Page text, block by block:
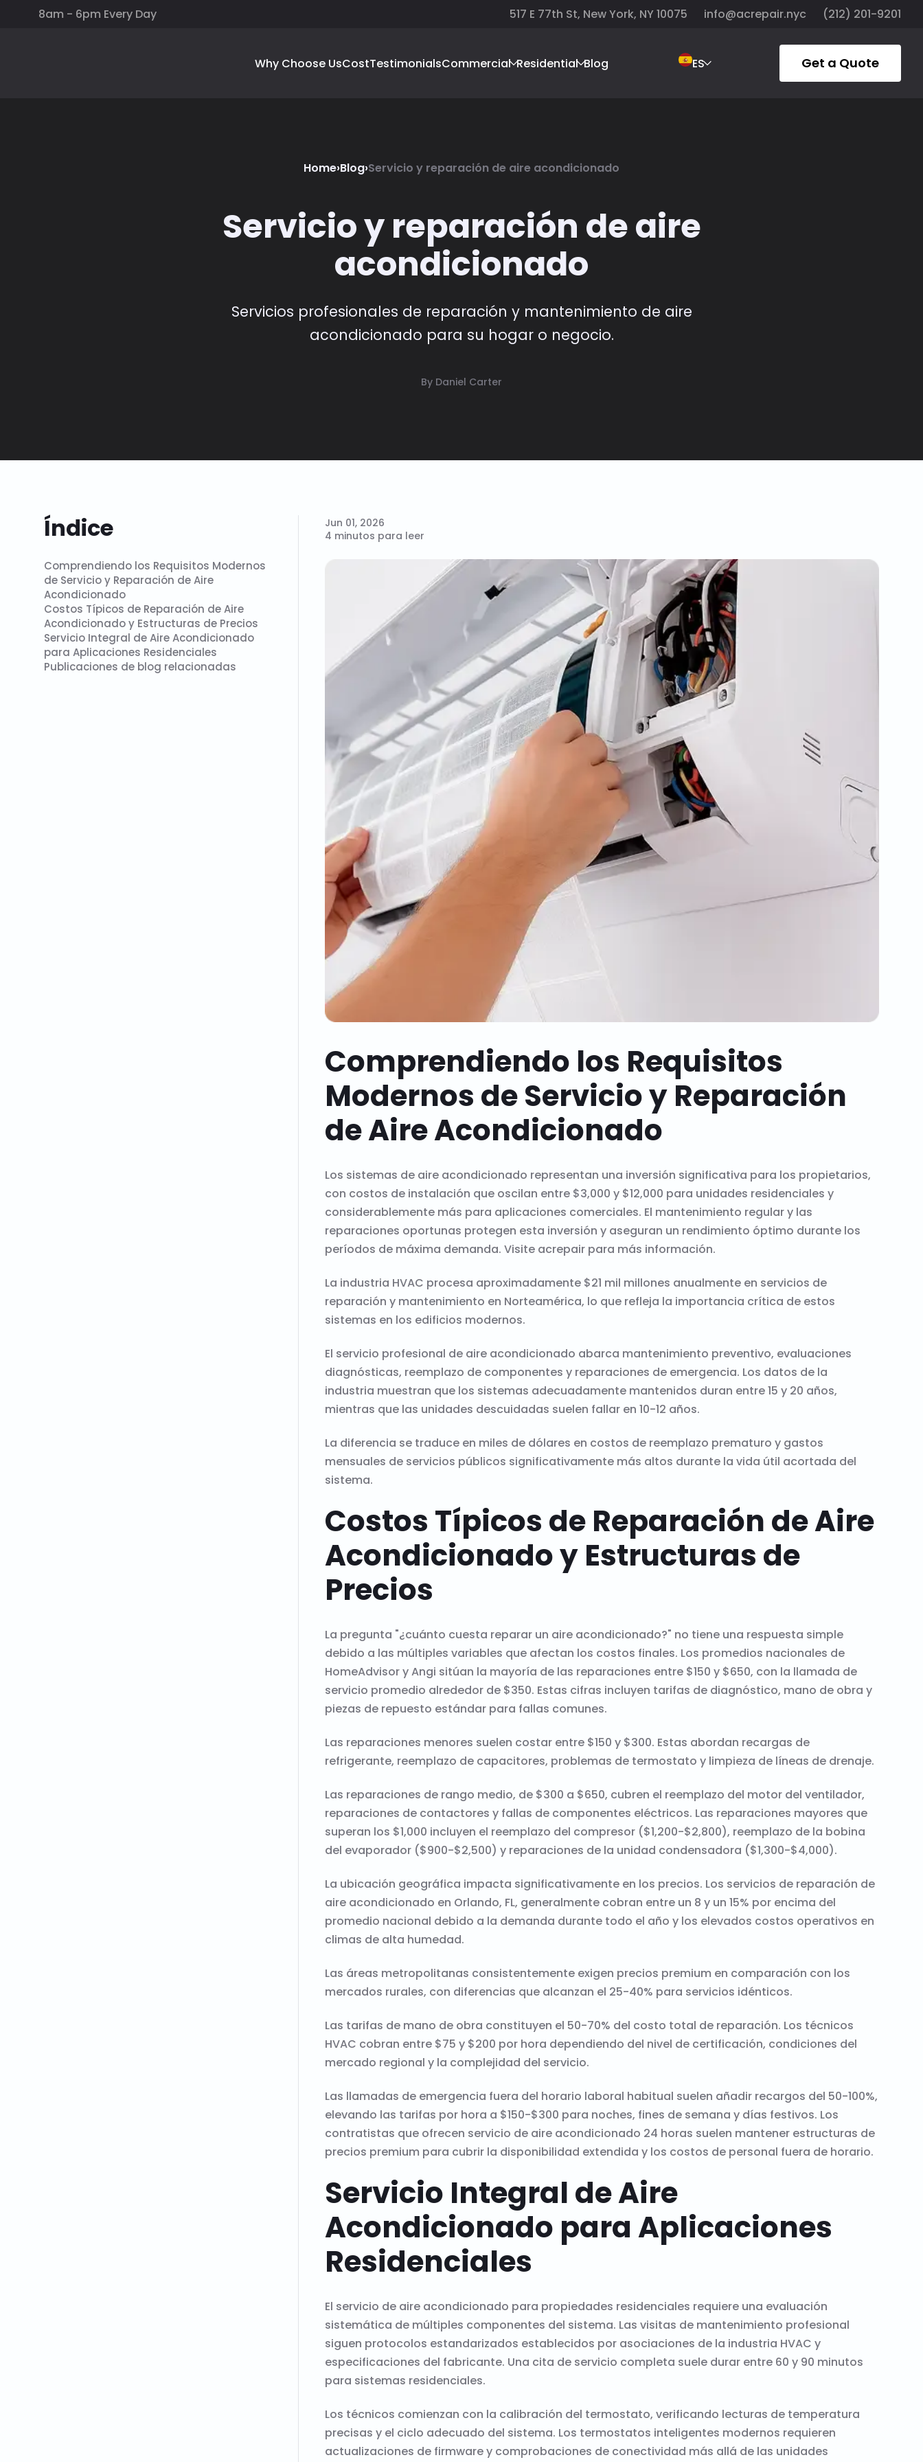
8am - 6pm Every Day 517 E 77th St, New York, NY 10075 info@acrepair.nyc (212) 201-9201
Why Choose UsCostTestimonialsCommercial Residential Blog ES Get a Quote
Home›Blog›Servicio y reparación de aire acondicionado
Servicio y reparación de aire
acondicionado
Servicios profesionales de reparación y mantenimiento de aire
acondicionado para su hogar o negocio.
By Daniel Carter
Índice
Comprendiendo los Requisitos Modernos
de Servicio y Reparación de Aire
Acondicionado
Costos Típicos de Reparación de Aire
Acondicionado y Estructuras de Precios
Servicio Integral de Aire Acondicionado
para Aplicaciones Residenciales
Publicaciones de blog relacionadas
Jun 01, 2026
4 minutos para leer
Comprendiendo los Requisitos
Modernos de Servicio y Reparación
de Aire Acondicionado
Los sistemas de aire acondicionado representan una inversión significativa para los propietarios,
con costos de instalación que oscilan entre $3,000 y $12,000 para unidades residenciales y
considerablemente más para aplicaciones comerciales. El mantenimiento regular y las
reparaciones oportunas protegen esta inversión y aseguran un rendimiento óptimo durante los
períodos de máxima demanda. Visite acrepair para más información.
La industria HVAC procesa aproximadamente $21 mil millones anualmente en servicios de
reparación y mantenimiento en Norteamérica, lo que refleja la importancia crítica de estos
sistemas en los edificios modernos.
El servicio profesional de aire acondicionado abarca mantenimiento preventivo, evaluaciones
diagnósticas, reemplazo de componentes y reparaciones de emergencia. Los datos de la
industria muestran que los sistemas adecuadamente mantenidos duran entre 15 y 20 años,
mientras que las unidades descuidadas suelen fallar en 10-12 años.
La diferencia se traduce en miles de dólares en costos de reemplazo prematuro y gastos
mensuales de servicios públicos significativamente más altos durante la vida útil acortada del
sistema.
Costos Típicos de Reparación de Aire
Acondicionado y Estructuras de
Precios
La pregunta "¿cuánto cuesta reparar un aire acondicionado?" no tiene una respuesta simple
debido a las múltiples variables que afectan los costos finales. Los promedios nacionales de
HomeAdvisor y Angi sitúan la mayoría de las reparaciones entre $150 y $650, con la llamada de
servicio promedio alrededor de $350. Estas cifras incluyen tarifas de diagnóstico, mano de obra y
piezas de repuesto estándar para fallas comunes.
Las reparaciones menores suelen costar entre $150 y $300. Estas abordan recargas de
refrigerante, reemplazo de capacitores, problemas de termostato y limpieza de líneas de drenaje.
Las reparaciones de rango medio, de $300 a $650, cubren el reemplazo del motor del ventilador,
reparaciones de contactores y fallas de componentes eléctricos. Las reparaciones mayores que
superan los $1,000 incluyen el reemplazo del compresor ($1,200-$2,800), reemplazo de la bobina
del evaporador ($900-$2,500) y reparaciones de la unidad condensadora ($1,300-$4,000).
La ubicación geográfica impacta significativamente en los precios. Los servicios de reparación de
aire acondicionado en Orlando, FL, generalmente cobran entre un 8 y un 15% por encima del
promedio nacional debido a la demanda durante todo el año y los elevados costos operativos en
climas de alta humedad.
Las áreas metropolitanas consistentemente exigen precios premium en comparación con los
mercados rurales, con diferencias que alcanzan el 25-40% para servicios idénticos.
Las tarifas de mano de obra constituyen el 50-70% del costo total de reparación. Los técnicos
HVAC cobran entre $75 y $200 por hora dependiendo del nivel de certificación, condiciones del
mercado regional y la complejidad del servicio.
Las llamadas de emergencia fuera del horario laboral habitual suelen añadir recargos del 50-100%,
elevando las tarifas por hora a $150-$300 para noches, fines de semana y días festivos. Los
contratistas que ofrecen servicio de aire acondicionado 24 horas suelen mantener estructuras de
precios premium para cubrir la disponibilidad extendida y los costos de personal fuera de horario.
Servicio Integral de Aire
Acondicionado para Aplicaciones
Residenciales
El servicio de aire acondicionado para propiedades residenciales requiere una evaluación
sistemática de múltiples componentes del sistema. Las visitas de mantenimiento profesional
siguen protocolos estandarizados establecidos por asociaciones de la industria HVAC y
especificaciones del fabricante. Una cita de servicio completa suele durar entre 60 y 90 minutos
para sistemas residenciales.
Los técnicos comienzan con la calibración del termostato, verificando lecturas de temperatura
precisas y el ciclo adecuado del sistema. Los termostatos inteligentes modernos requieren
actualizaciones de firmware y comprobaciones de conectividad más allá de las unidades